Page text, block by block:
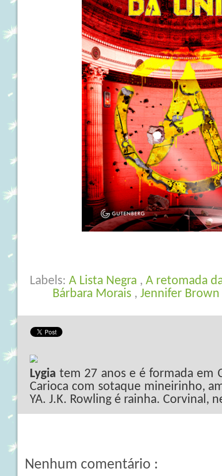
Labels: A Lista Negra , A retomada
Bárbara Morais , Jennifer Brown
Lygia tem 27 anos e é formada em
Carioca com sotaque mineirinho,
YA. J.K. Rowling é rainha. Corvinal,
Nenhum comentário :